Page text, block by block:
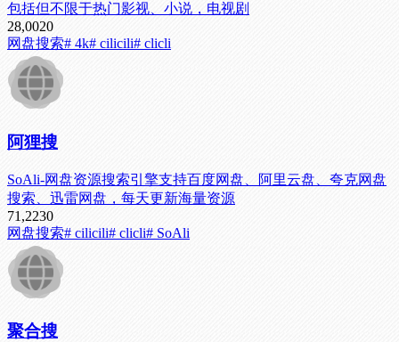
包括但不限于热门影视、小说，电视剧
28,0020
网盘搜索# 4k# cilicili# clicli
阿狸搜
SoAli-网盘资源搜索引擎支持百度网盘、阿里云盘、夸克网盘
搜索、迅雷网盘，每天更新海量资源
71,2230
网盘搜索# cilicili# clicli# SoAli
聚合搜